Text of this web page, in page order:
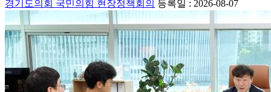
경기도의회 국민의힘 현장정책회의 등록일 : 2026-08-07